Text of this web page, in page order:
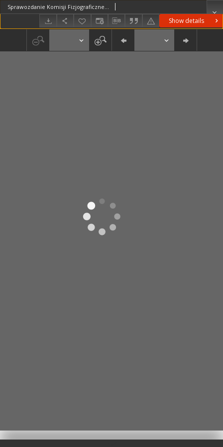
Show details
Sprawozdanie Komisji Fizjograficznej T. 40 (1905)